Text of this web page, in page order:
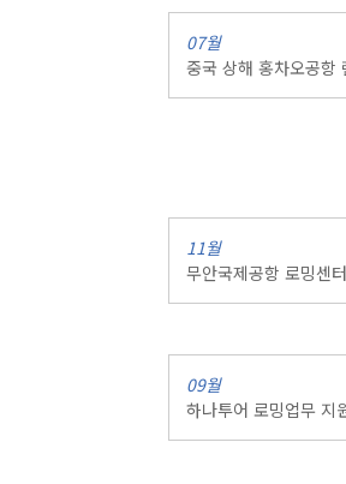
07월
중국 상해 홍차오공항
11월
무안국제공항 로밍센
09월
하나투어 로밍업무 지